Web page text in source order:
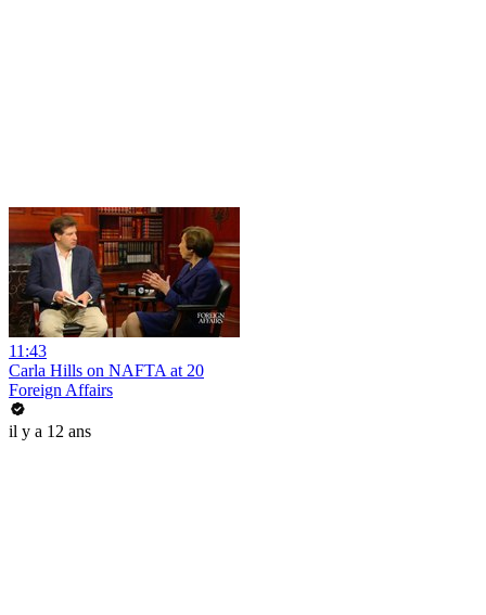
11:43
Carla Hills on NAFTA at 20
Foreign Affairs
il y a 12 ans